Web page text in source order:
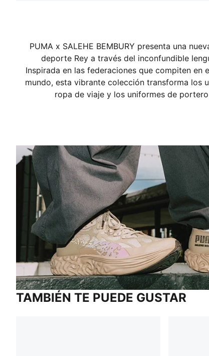
PUMA x SALEHE BEMBURY presenta una
deporte Rey a través del inconfundible
Inspirada en las federaciones que compiten en
mundo, esta vibrante colección transforma los
ropa de viaje y los uniformes de
TAMBIÉN TE PUEDE GUSTAR